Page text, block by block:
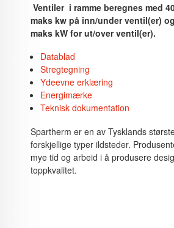
Ventiler i ramme beregnes med
maks kw på inn/under ventil(er)
maks kW for ut/over ventil(er).
Datablad
Stregtegning
Ydeevne erklæring
Energimærke
Teknisk dokumentation
Spartherm er en av Tysklands
forskjellige typer ildsteder.
mye tid og arbeid i å produsere
toppkvalitet.